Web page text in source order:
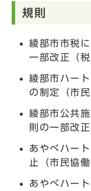
規則
綾部市市税
一部改正（
綾部市ハー
の制定（市
綾部市公共
則の一部改
あやべハー
止（市民協
あやべハー